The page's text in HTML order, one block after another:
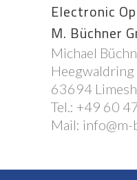
Electronic
M. Büchner
Michael
Heegwaldring
63694
Tel.: +49 60
Mail: info@m-